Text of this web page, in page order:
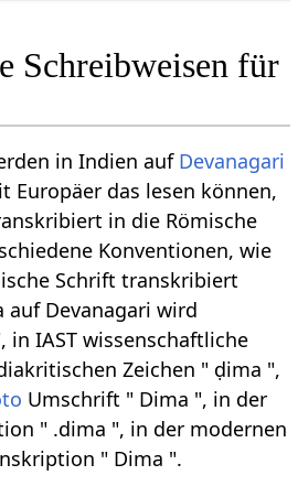
Schreibweisen für
in Indien auf Devanagari
Europäer das lesen können,
in die Römische
Konventionen, wie
Schrift transkribiert
auf Devanagari wird
in IAST wissenschaftliche
Zeichen " ḍima ",
Umschrift " Dima ", in der
" .dima ", in der modernen
" Dima ".